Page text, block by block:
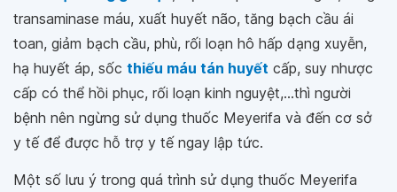
transaminase máu, xuất huyết não, tăng bạch cầu ái
toan, giảm bạch cầu, phù, rối loạn hô hấp dạng xuyễn,
hạ huyết áp, sốc thiếu máu tán huyết cấp, suy nhược
cấp có thể hồi phục, rối loạn kinh nguyệt,...thì người
bệnh nên ngừng sử dụng thuốc Meyerifa và đến cơ sở
y tế để được hỗ trợ y tế ngay lập tức.
Một số lưu ý trong quá trình sử dụng thuốc Meyerifa